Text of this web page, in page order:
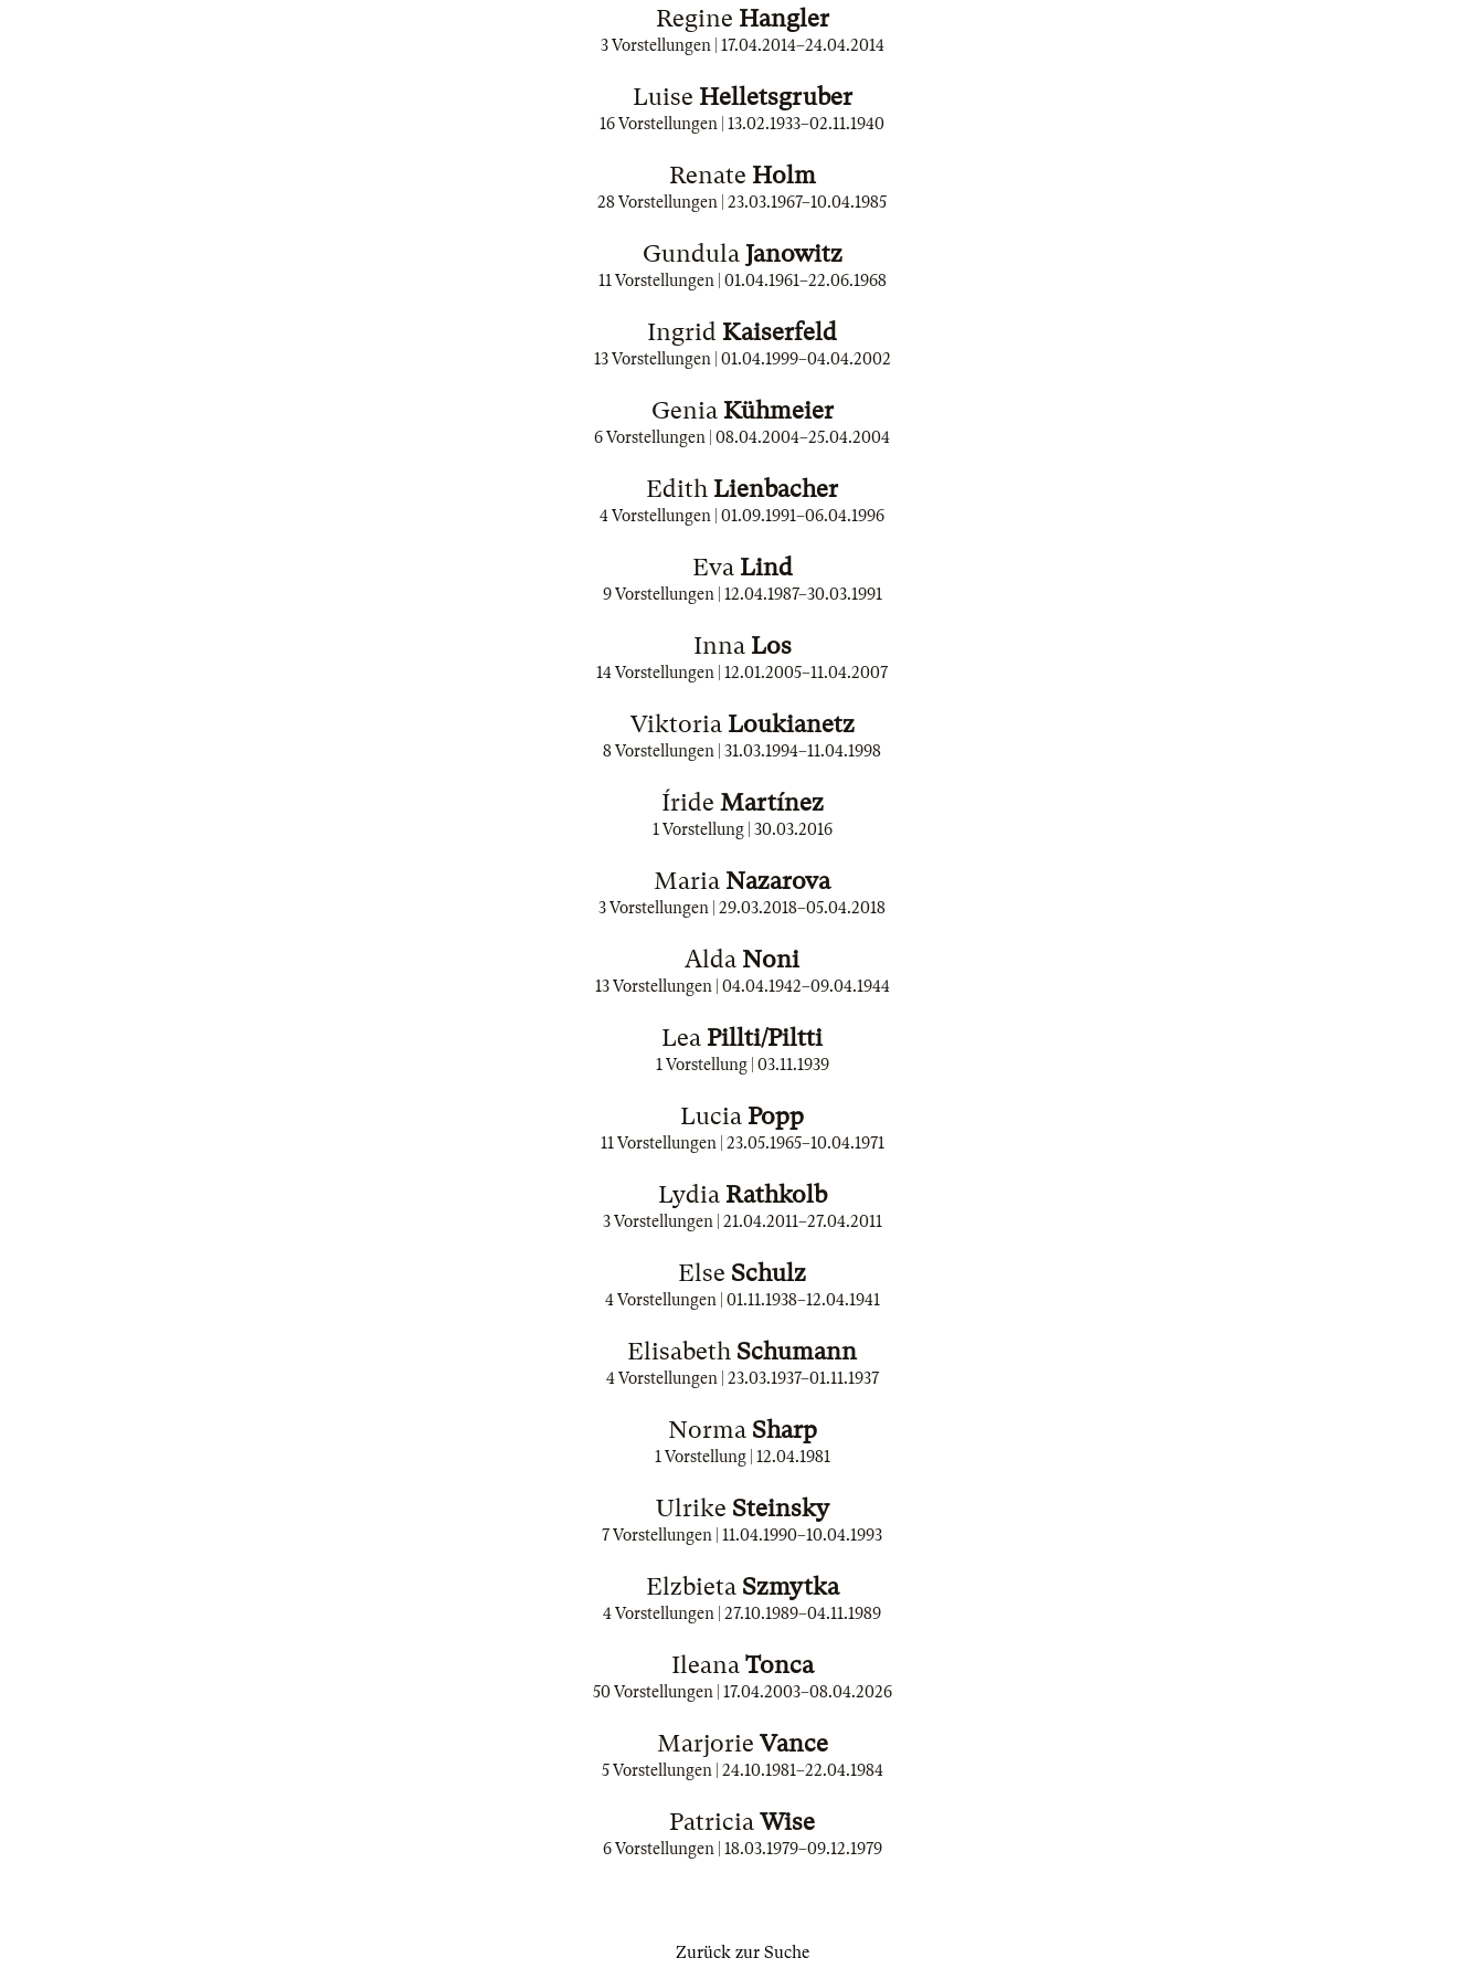
Regine Hangler
3 Vorstellungen | 17.04.2014–24.04.2014
Luise Helletsgruber
16 Vorstellungen | 13.02.1933–02.11.1940
Renate Holm
28 Vorstellungen | 23.03.1967–10.04.1985
Gundula Janowitz
11 Vorstellungen | 01.04.1961–22.06.1968
Ingrid Kaiserfeld
13 Vorstellungen | 01.04.1999–04.04.2002
Genia Kühmeier
6 Vorstellungen | 08.04.2004–25.04.2004
Edith Lienbacher
4 Vorstellungen | 01.09.1991–06.04.1996
Eva Lind
9 Vorstellungen | 12.04.1987–30.03.1991
Inna Los
14 Vorstellungen | 12.01.2005–11.04.2007
Viktoria Loukianetz
8 Vorstellungen | 31.03.1994–11.04.1998
Íride Martínez
1 Vorstellung | 30.03.2016
Maria Nazarova
3 Vorstellungen | 29.03.2018–05.04.2018
Alda Noni
13 Vorstellungen | 04.04.1942–09.04.1944
Lea Pillti/Piltti
1 Vorstellung | 03.11.1939
Lucia Popp
11 Vorstellungen | 23.05.1965–10.04.1971
Lydia Rathkolb
3 Vorstellungen | 21.04.2011–27.04.2011
Else Schulz
4 Vorstellungen | 01.11.1938–12.04.1941
Elisabeth Schumann
4 Vorstellungen | 23.03.1937–01.11.1937
Norma Sharp
1 Vorstellung | 12.04.1981
Ulrike Steinsky
7 Vorstellungen | 11.04.1990–10.04.1993
Elzbieta Szmytka
4 Vorstellungen | 27.10.1989–04.11.1989
Ileana Tonca
50 Vorstellungen | 17.04.2003–08.04.2026
Marjorie Vance
5 Vorstellungen | 24.10.1981–22.04.1984
Patricia Wise
6 Vorstellungen | 18.03.1979–09.12.1979
Zurück zur Suche